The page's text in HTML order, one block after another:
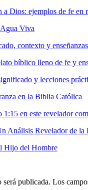
Dios: ejemplos de fe en
Viva
contexto y enseñanzas
bíblico lleno de fe y
y lecciones
en la Biblia Católica
en este revelador
Análisis Revelador de
Hijo del Hombre
publicada. Los